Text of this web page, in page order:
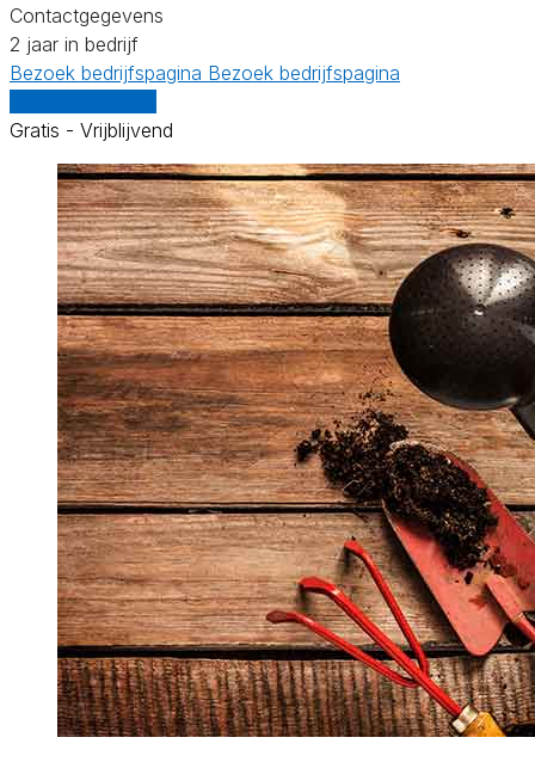
Contactgegevens
2 jaar in bedrijf
Bezoek bedrijfspagina Bezoek bedrijfspagina
Gratis - Vrijblijvend